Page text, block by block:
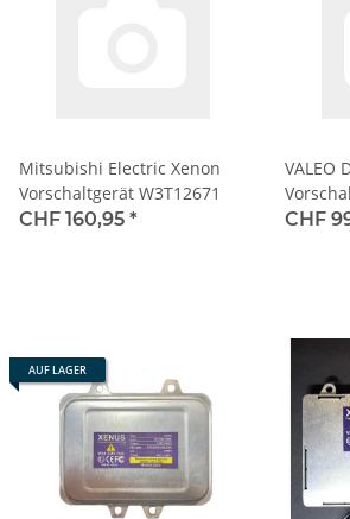
Mitsubishi Electric Xenon
Vorschaltgerät W3T12671
CHF 160,95 *
VALEO
CHF
AUF LAGER